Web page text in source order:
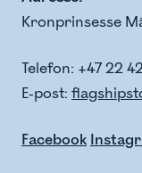
Kronprinsesse
Telefon: +47 22
E-post:
Facebook